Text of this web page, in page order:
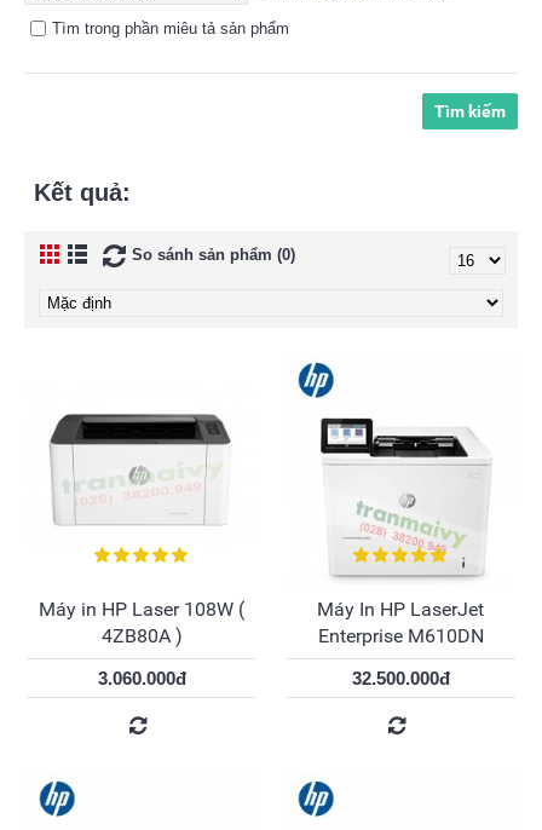
Tìm trong phần miêu tả sản phẩm
Kết quả:
So sánh sản phẩm (0)
Máy in HP Laser 108W (
4ZB80A )
3.060.000đ
Máy In HP LaserJet
Enterprise M610DN
32.500.000đ